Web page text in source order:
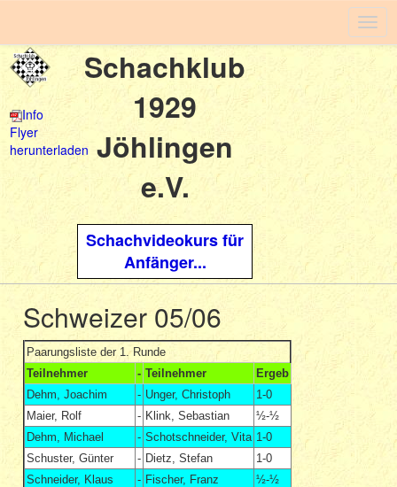
Info
Flyer
herunterladen
Schachklub
1929
Jöhlingen
e.V.
Schachvideokurs für
Anfänger...
Schweizer 05/06
Paarungsliste der 1. Runde
Teilnehmer
- Teilnehmer
Ergeb
Dehm, Joachim
- Unger, Christoph
1-0
Maier, Rolf
- Klink, Sebastian
½-½
Dehm, Michael
- Schotschneider, Vita 1-0
Schuster, Günter
- Dietz, Stefan
1-0
Schneider, Klaus
- Fischer, Franz ½-½